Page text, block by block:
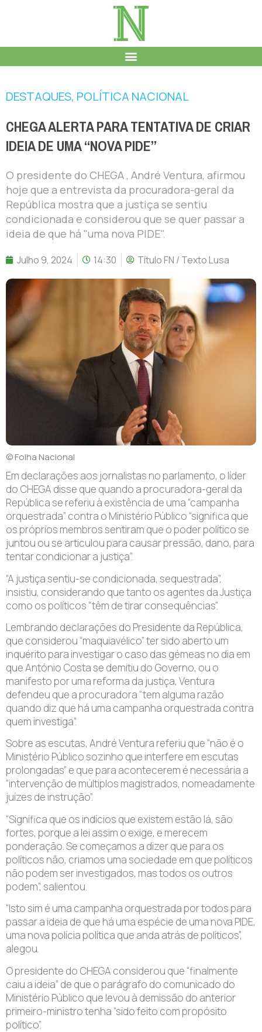
DESTAQUES, POLÍTICA NACIONAL
CHEGA ALERTA PARA TENTATIVA DE CRIAR
IDEIA DE UMA “NOVA PIDE”
O presidente do CHEGA , André Ventura, afirmou
hoje que a entrevista da procuradora-geral da
República mostra que a justiça se sentiu
condicionada e considerou que se quer passar a
ideia de que há "uma nova PIDE".
Julho 9, 2024 14:30 Título FN / Texto Lusa
© Folha Nacional
Em declarações aos jornalistas no parlamento, o líder
do CHEGA disse que quando a procuradora-geral da
República se referiu à existência de uma “campanha
orquestrada” contra o Ministério Público “significa que
os próprios membros sentiram que o poder político se
juntou ou se articulou para causar pressão, dano, para
tentar condicionar a justiça”.
“A justiça sentiu-se condicionada, sequestrada”,
insistiu, considerando que tanto os agentes da Justiça
como os políticos “têm de tirar consequências”.
Lembrando declarações do Presidente da República,
que considerou “maquiavélico” ter sido aberto um
inquérito para investigar o caso das gémeas no dia em
que António Costa se demitiu do Governo, ou o
manifesto por uma reforma da justiça, Ventura
defendeu que a procuradora “tem alguma razão
quando diz que há uma campanha orquestrada contra
quem investiga”.
Sobre as escutas, André Ventura referiu que “não é o
Ministério Público sozinho que interfere em escutas
prolongadas” e que para acontecerem é necessária a
“intervenção de múltiplos magistrados, nomeadamente
juízes de instrução”.
“Significa que os indícios que existem estão lá, são
fortes, porque a lei assim o exige, e merecem
ponderação. Se começamos a dizer que para os
políticos não, criamos uma sociedade em que políticos
não podem ser investigados, mas todos os outros
podem”, salientou.
“Isto sim é uma campanha orquestrada por todos para
passar a ideia de que há uma espécie de uma nova PIDE,
uma nova polícia política que anda atrás de políticos”,
alegou.
O presidente do CHEGA considerou que “finalmente
caiu a ideia” de que o parágrafo do comunicado do
Ministério Público que levou à demissão do anterior
primeiro-ministro tenha “sido feito com propósito
político”.